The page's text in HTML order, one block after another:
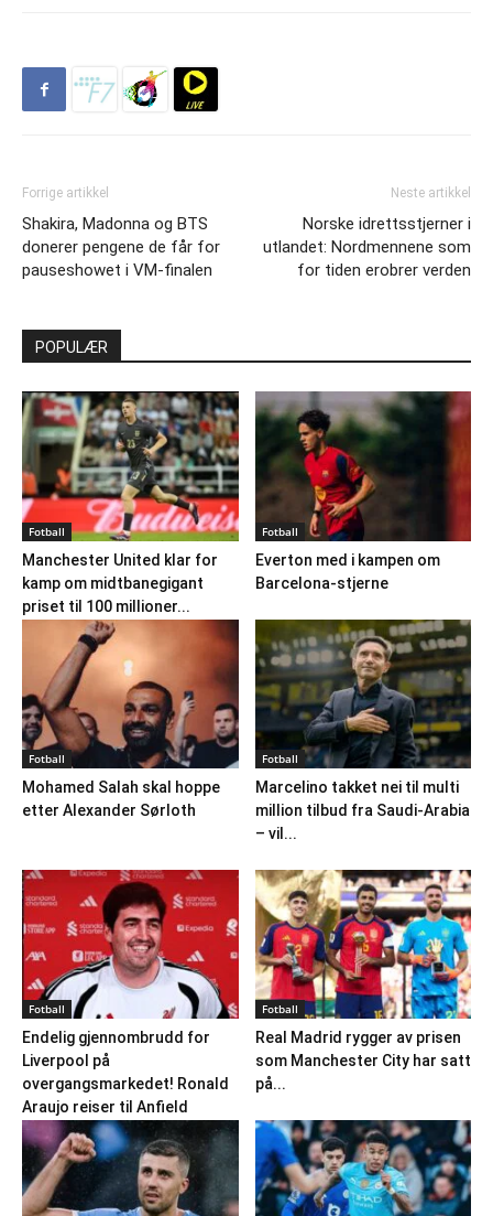
Forrige artikkel
Shakira, Madonna og BTS
donerer pengene de får for
pauseshowet i VM-finalen
Neste artikkel
Norske idrettsstjerner i
utlandet: Nordmennene som
for tiden erobrer verden
POPULÆR
Fotball
Manchester United klar for
kamp om midtbanegigant
priset til 100 millioner...
Fotball
Everton med i kampen om
Barcelona-stjerne
Fotball
Mohamed Salah skal hoppe
etter Alexander Sørloth
Fotball
Marcelino takket nei til multi
million tilbud fra Saudi-Arabia
– vil...
Fotball
Endelig gjennombrudd for
Liverpool på
overgangsmarkedet! Ronald
Araujo reiser til Anfield
Fotball
Real Madrid rygger av prisen
som Manchester City har satt
på...